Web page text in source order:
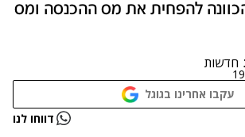
2 על הכוונה להפחית את מס ההכנסה ומס
חדשות
עקבו אחרינו בגוגל
נתקלנו בבעיה דווחו לנו